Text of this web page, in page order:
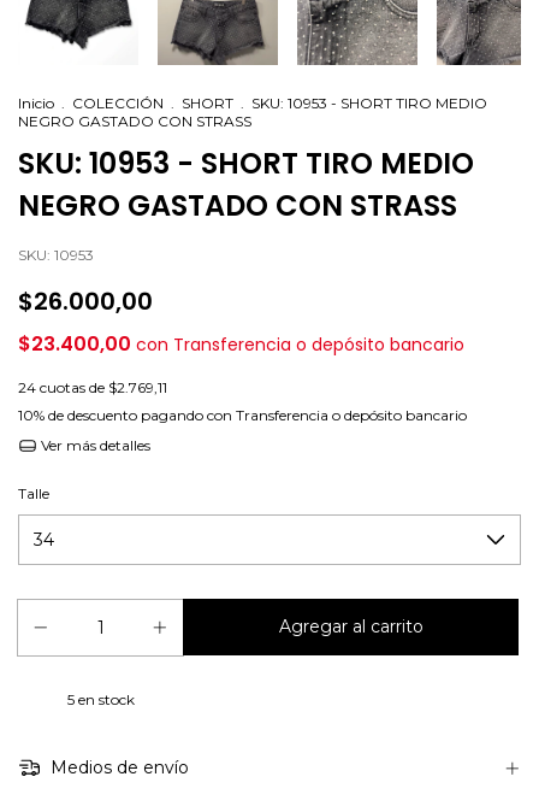
Inicio . COLECCIÓN . SHORT . SKU: 10953 - SHORT TIRO MEDIO
NEGRO GASTADO CON STRASS
SKU: 10953 - SHORT TIRO MEDIO
NEGRO GASTADO CON STRASS
SKU: 10953
$26.000,00
$23.400,00 con Transferencia o depósito bancario
24 cuotas de $2.769,11
10% de descuento pagando con Transferencia o depósito bancario
Ver más detalles
Talle
5en stock
Medios de envío